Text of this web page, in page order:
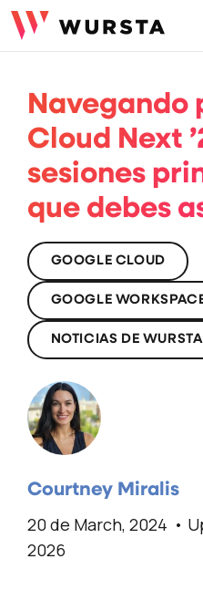
Navegando
Cloud Next
sesiones
que debes
GOOGLE CLOUD
GOOGLE
NOTICIAS DE WURSTA
Courtney Miralis
20 de March, 2024
2026